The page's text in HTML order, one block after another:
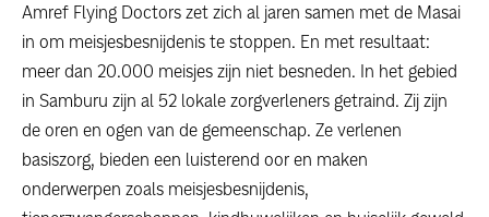
Amref Flying Doctors zet zich al jaren samen met de Masai
in om meisjesbesnijdenis te stoppen. En met resultaat:
meer dan 20.000 meisjes zijn niet besneden. In het gebied
in Samburu zijn al 52 lokale zorgverleners getraind. Zij zijn
de oren en ogen van de gemeenschap. Ze verlenen
basiszorg, bieden een luisterend oor en maken
onderwerpen zoals meisjesbesnijdenis,